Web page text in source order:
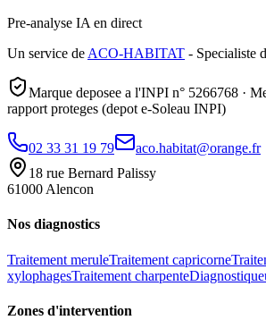
Pre-analyse IA en direct
Un service de ACO-HABITAT - Specialiste
Marque deposee a l'INPI n° 5266768 ·
rapport proteges (depot e-Soleau INPI)
02 33 31 19 79
aco.habitat@orange.fr
18 rue Bernard Palissy
61000 Alencon
Nos diagnostics
Traitement meruleTraitement capricorne
xylophagesTraitement charpente
Zones d'intervention